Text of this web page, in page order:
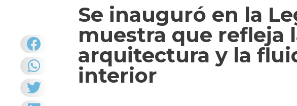
Se inauguró en la
muestra que refleja
arquitectura y la
interior